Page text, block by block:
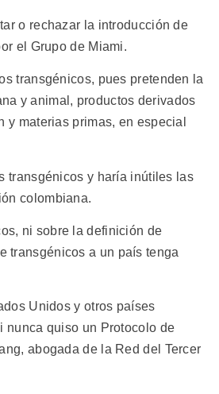
o rechazar la introducción de
el Grupo de Miami.
transgénicos, pues pretenden la
y animal, productos derivados
materias primas, en especial
transgénicos y haría inútiles las
colombiana.
ni sobre la definición de
transgénicos a un país tenga
Unidos y otros países
nunca quiso un Protocolo de
abogada de la Red del Tercer